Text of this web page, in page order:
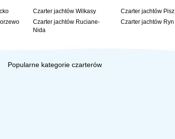
Czarter jachtów Wilkasy
Czarter jachtów Ruciane-
Nida
Czarter jachtów Pisz
Czarter jachtów Ryn
Popularne kategorie czarterów